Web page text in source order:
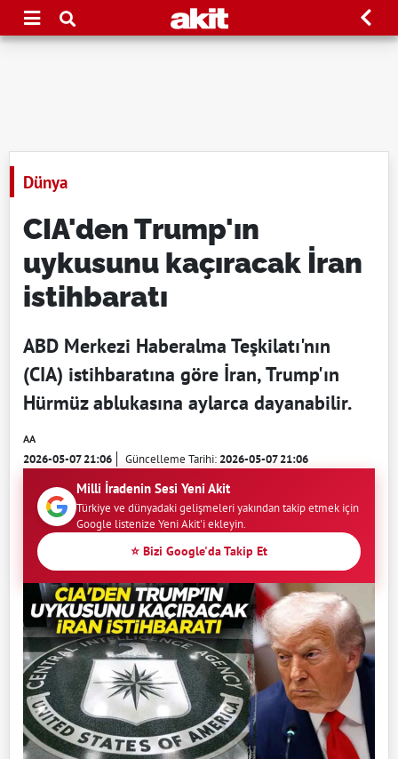
Dünya
CIA'den Trump'ın
uykusunu kaçıracak İran
istihbaratı
ABD Merkezi Haberalma Teşkilatı'nın
(CIA) istihbaratına göre İran, Trump'ın
Hürmüz ablukasına aylarca dayanabilir.
AA
2026-05-07 21:06 Güncelleme Tarihi:2026-05-07 21:06
Milli İradenin Sesi Yeni Akit
Türkiye ve dünyadaki gelişmeleri yakından takip etmek için
Google listenize Yeni Akit'i ekleyin.
⭐ Bizi Google'da Takip Et